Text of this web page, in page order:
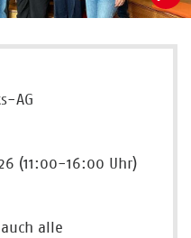
AG
(11:00-16:00 Uhr)
alle